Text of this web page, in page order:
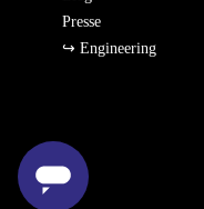
Presse
↪ Engineering